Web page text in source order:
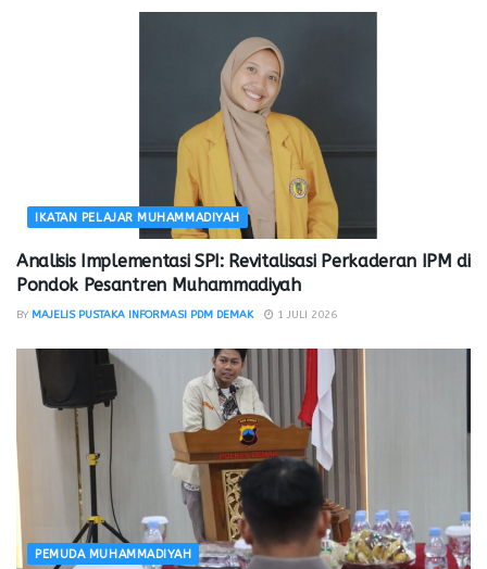
IKATAN PELAJAR MUHAMMADIYAH
Analisis Implementasi SPI: Revitalisasi Perkaderan IPM di
Pondok Pesantren Muhammadiyah
BY MAJELIS PUSTAKA INFORMASI PDM DEMAK 1 JULI 2026
PEMUDA MUHAMMADIYAH